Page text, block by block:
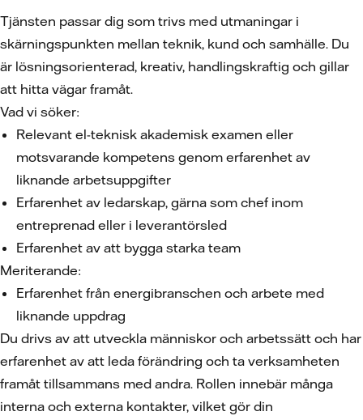
Tjänsten passar dig som trivs med utmaningar i
skärningspunkten mellan teknik, kund och samhälle. Du
är lösningsorienterad, kreativ, handlingskraftig och gillar
att hitta vägar framåt.
Vad vi söker:
Relevant el-teknisk akademisk examen eller
motsvarande kompetens genom erfarenhet av
liknande arbetsuppgifter
Erfarenhet av ledarskap, gärna som chef inom
entreprenad eller i leverantörsled
Erfarenhet av att bygga starka team
Meriterande:
Erfarenhet från energibranschen och arbete med
liknande uppdrag
Du drivs av att utveckla människor och arbetssätt och har
erfarenhet av att leda förändring och ta verksamheten
framåt tillsammans med andra. Rollen innebär många
interna och externa kontakter, vilket gör din